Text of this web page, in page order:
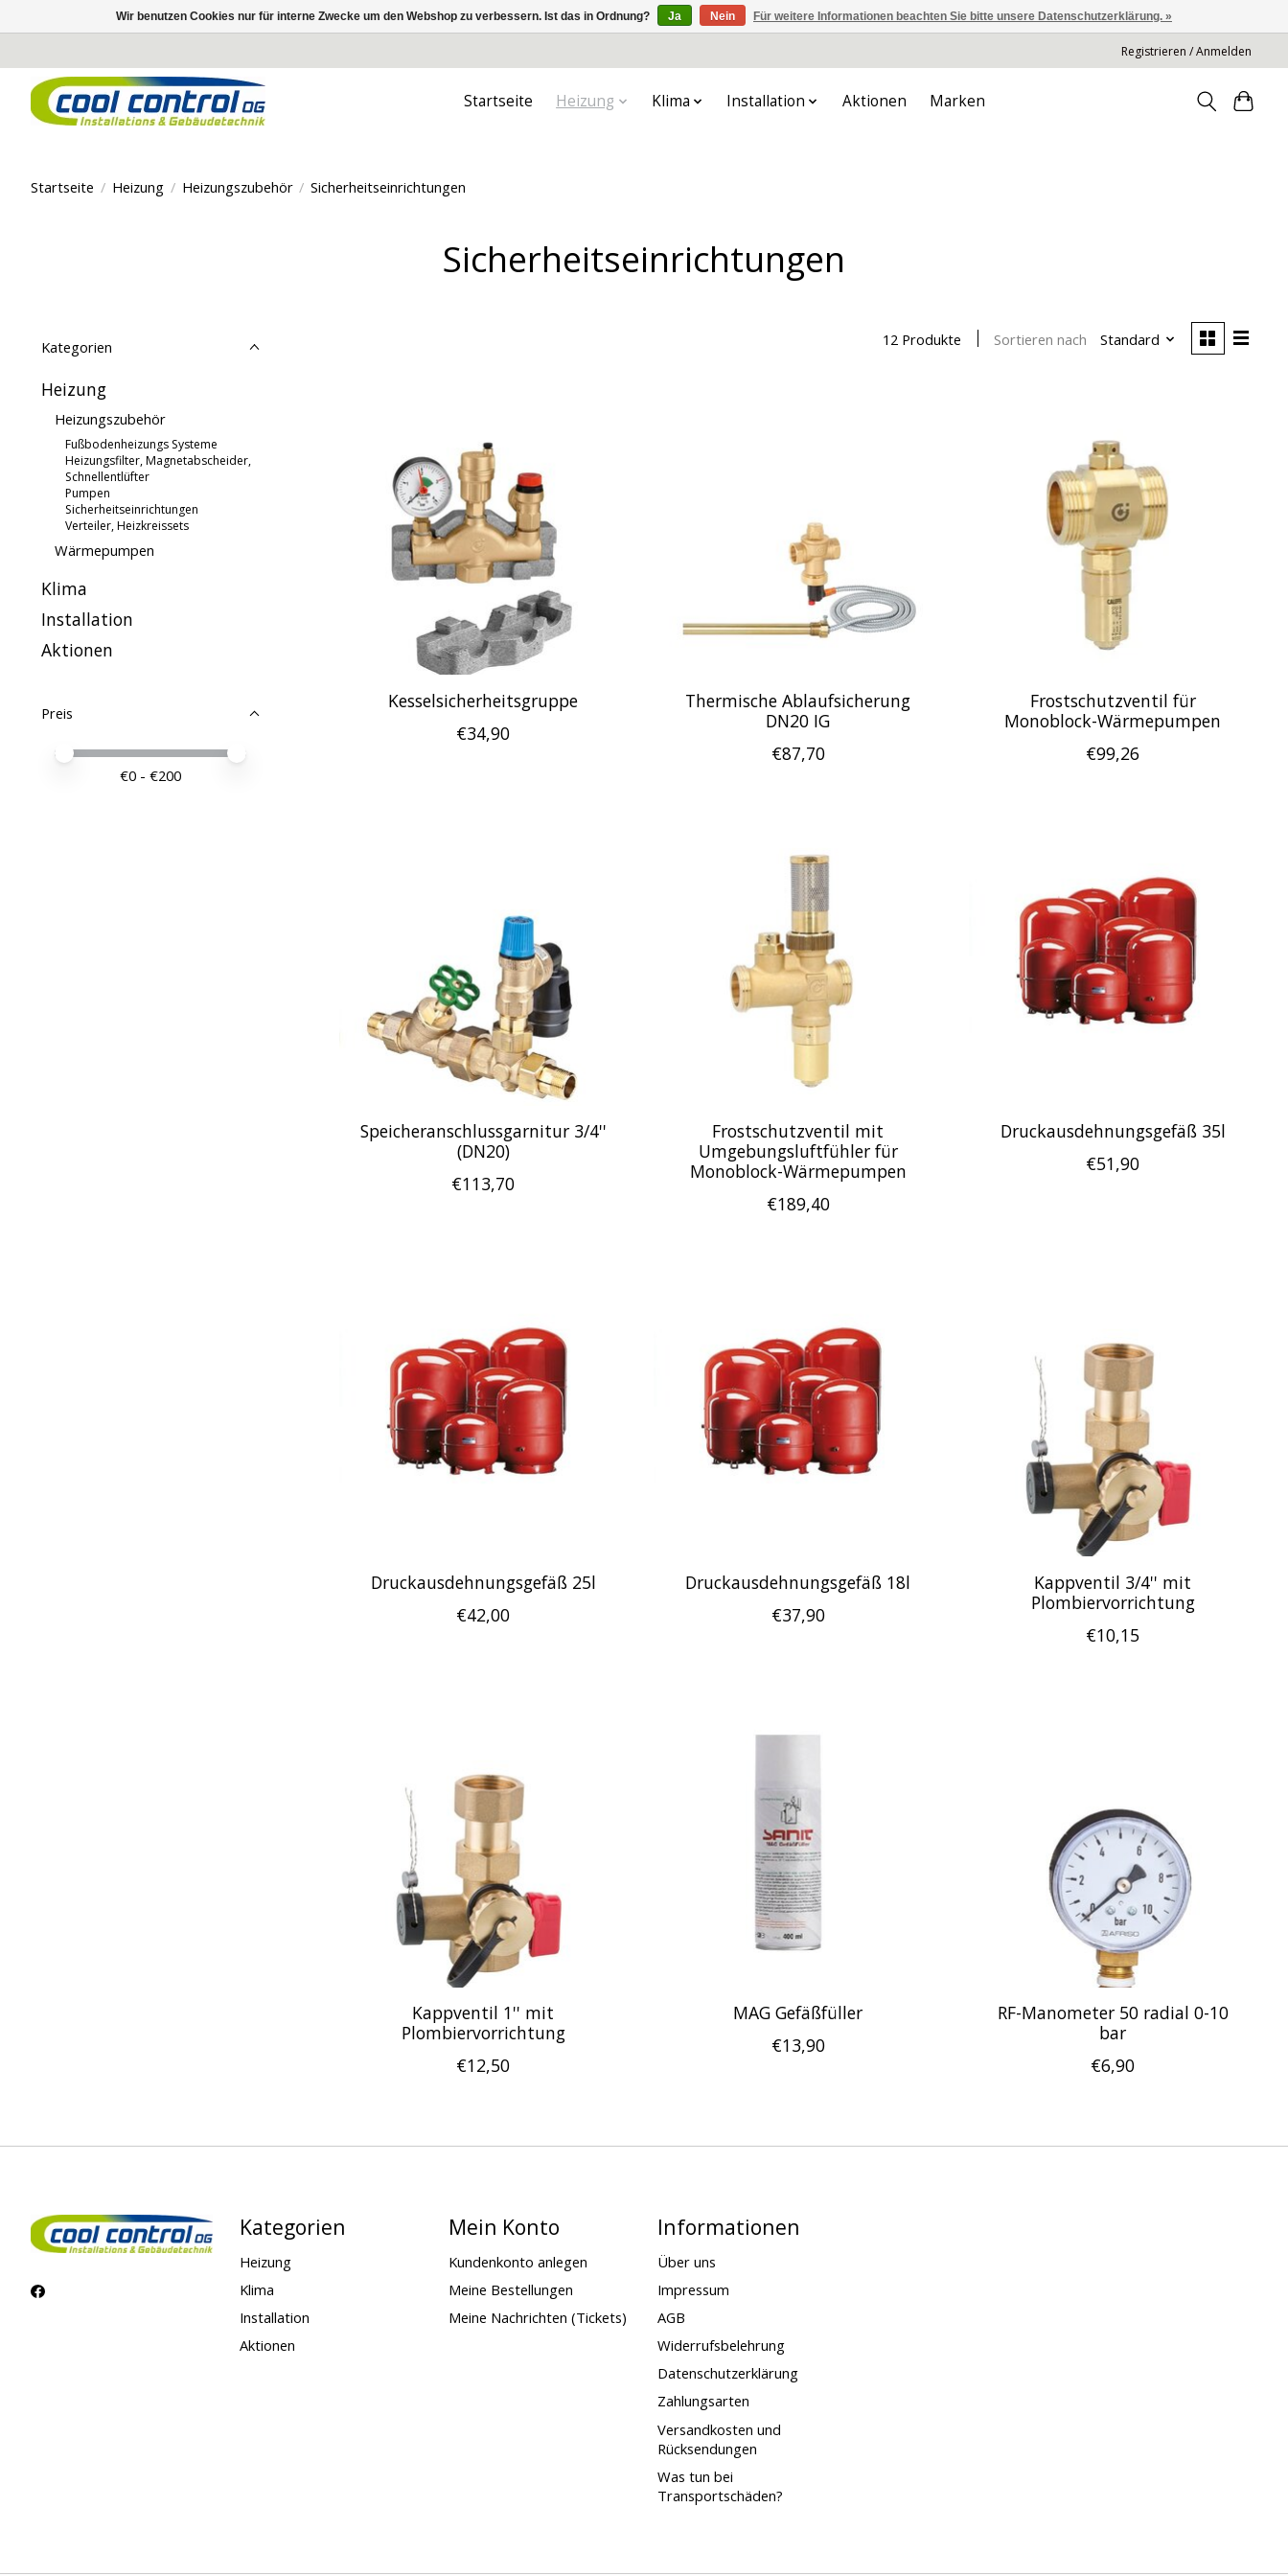
Registrieren / Anmelden
Startseite Heizung Klima Installation Aktionen Marken
Startseite / Heizung / Heizungszubehör / Sicherheitseinrichtungen
Sicherheitseinrichtungen
Kategorien
Heizung
Heizungszubehör
Fußbodenheizungs Systeme
Heizungsfilter, Magnetabscheider,
Schnellentlüfter
Pumpen
Sicherheitseinrichtungen
Verteiler, Heizkreissets
Wärmepumpen
Klima
Installation
Aktionen
Preis
Preis – Mindestwert
Price maximum value
€0 - €200
12 Produkte Sortieren nach Standard
Kesselsicherheitsgruppe
€34,90
Thermische Ablaufsicherung
DN20 IG
€87,70
Frostschutzventil für
Monoblock-Wärmepumpen
€99,26
Speicheranschlussgarnitur 3/4''
(DN20)
€113,70
Frostschutzventil mit
Umgebungsluftfühler für
Monoblock-Wärmepumpen
€189,40
Druckausdehnungsgefäß 35l
€51,90
Druckausdehnungsgefäß 25l
€42,00
Druckausdehnungsgefäß 18l
€37,90
Kappventil 3/4'' mit
Plombiervorrichtung
€10,15
Kappventil 1'' mit
Plombiervorrichtung
€12,50
MAG Gefäßfüller
€13,90
RF-Manometer 50 radial 0-10
bar
€6,90
Kategorien
Heizung
Klima
Installation
Aktionen
Mein Konto
Kundenkonto anlegen
Meine Bestellungen
Meine Nachrichten (Tickets)
Informationen
Über uns
Impressum
AGB
Widerrufsbelehrung
Datenschutzerklärung
Zahlungsarten
Versandkosten und
Rücksendungen
Was tun bei
Transportschäden?
Wir benutzen Cookies nur für interne Zwecke um den Webshop zu verbessern. Ist das in Ordnung? Ja Nein Für weitere Informationen beachten Sie bitte unsere Datenschutzerklärung. »